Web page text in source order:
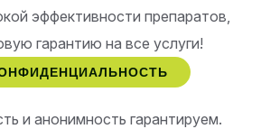
эффективности препаратов,
гарантию на все услуги!
и анонимность гарантируем.